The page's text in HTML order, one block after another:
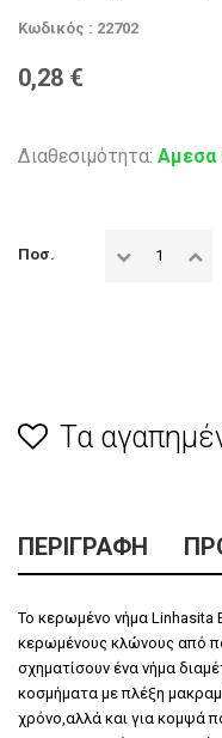
Κωδικός : 22702
0,28 €
Διαθεσιμότητα: Αμεσα
Ποσ.
Τα
ΠΕΡΙΓΡΑΦΉ
Το κερωμένο νήμα Linhasita
κερωμένους κλώνους από
σχηματίσουν ένα νήμα
κοσμήματα με πλέξη
χρόνο,αλλά και για κομψά